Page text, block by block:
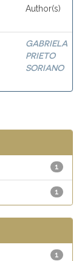
Author(s)
GABRIELA
PRIETO
SORIANO
1
1
1